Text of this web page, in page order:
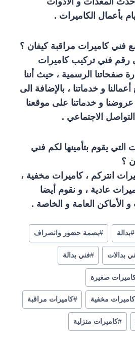
بأعمال الكاميرات .
فني كاميرات مراقبة كيفان ؟
فني تركيب كاميرات
صفحاتنا الرسمية ، حيث أننا
و خدماتنا ، بالإضافة الى
و خدماتنا على موقعنا
الاجتماعي .
التي يقوم بتأمينها لكم فني
؟
انتركم ، كاميرات مخفية ،
عادية ، و نقوم أيضا
و الأماكن العامة و الخاصة .
#بدالة #بصمة حضور وانصراف
بدالات #فني بدالة
صغيرة
كاميرات مخفية #كاميرات مراقبة
#كاميرات منزلية